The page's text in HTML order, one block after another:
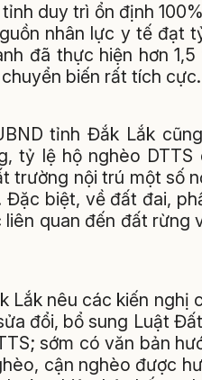
duy trì ổn định
nhân lực y tế đạt
đã thực hiện hơn
biến rất tích cực.
tỉnh Đắk Lắk
tỷ lệ hộ nghèo
trường nội trú một số
biệt, về đất đai,
quan đến đất rừng
nêu các kiến nghị
đổi, bổ sung Luật
sớm có văn bản
cận nghèo được